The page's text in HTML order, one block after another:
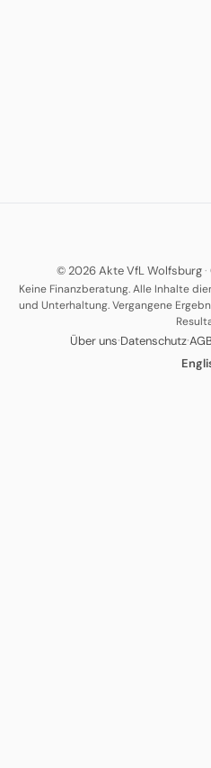
© 2026 Akte VfL Wolfsburg·
Keine Finanzberatung. Alle Inhalte
und Unterhaltung. Vergangene
Über uns·Datenschutz·